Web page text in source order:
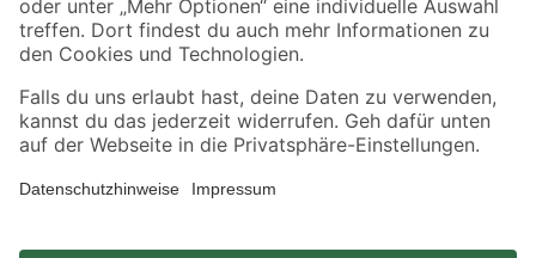
Alle Preisangaben in EUR inkl. gesetzl. MwSt.. Die dargestellten Angebote sind unter
Umständen nicht in allen Märkten verfügbar. Die angegebenen Verfügbarkeiten beziehen
sich auf den unter "Mein Markt" ausgewählten toom Baumarkt. Alle Angebote und
*Paketversand ab 59 € versandkostenfrei, gilt nicht für Artikel mit Speditionsversand, hier
fallen zusätzliche Versandkosten an.